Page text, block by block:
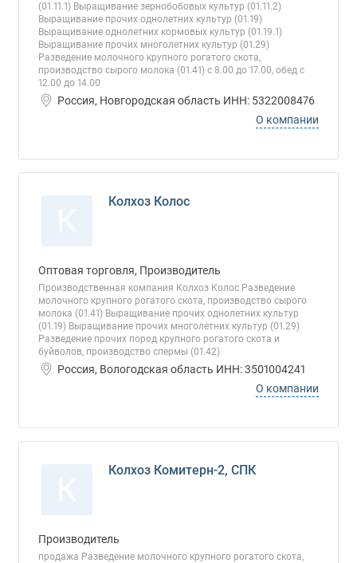
(01.11.1) Выращивание зернобобовых культур (01.11.2)
Выращивание прочих однолетних культур (01.19)
Выращивание однолетних кормовых культур (01.19.1)
Выращивание прочих многолетних культур (01.29)
Разведение молочного крупного рогатого скота,
производство сырого молока (01.41) с 8.00 до 17.00, обед с
12.00 до 14.00
Россия, Новгородская область ИНН: 5322008476
О компании
Колхоз Колос
Оптовая торговля, Производитель
Производственная компания Колхоз Колос Разведение
молочного крупного рогатого скота, производство сырого
молока (01.41) Выращивание прочих однолетних культур
(01.19) Выращивание прочих многолетних культур (01.29)
Разведение прочих пород крупного рогатого скота и
буйволов, производство спермы (01.42)
Россия, Вологодская область ИНН: 3501004241
О компании
Колхоз Комитерн-2, СПК
Производитель
продажа Разведение молочного крупного рогатого скота,